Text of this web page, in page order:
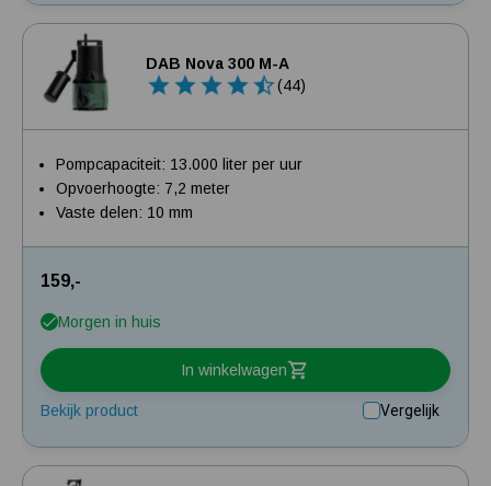
DAB Nova 300 M-A
(44)
Pompcapaciteit: 13.000 liter per uur
Opvoerhoogte: 7,2 meter
Vaste delen: 10 mm
159,-
Morgen in huis
In winkelwagen
Bekijk product Vergelijk